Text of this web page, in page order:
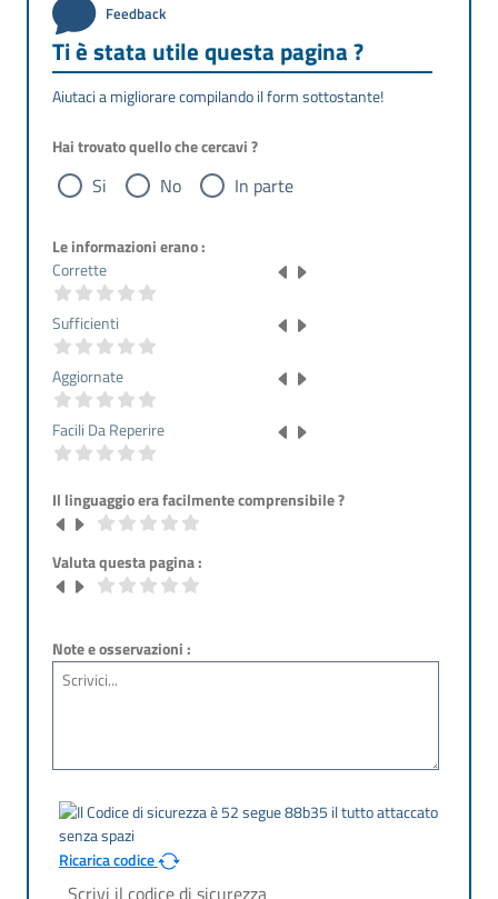
Feedback
Ti è stata utile questa pagina ?
Aiutaci a migliorare compilando il form sottostante!
Hai trovato quello che cercavi ?
Si No In parte
Le informazioni erano :
Corrette
Sufficienti
Aggiornate
Facili Da Reperire
Il linguaggio era facilmente comprensibile ?
Valuta questa pagina :
Note e osservazioni :
Ricarica codice